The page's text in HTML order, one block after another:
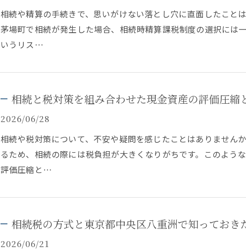
相続や精算の手続きで、思いがけない落とし穴に直面したこと
茅場町で相続が発生した場合、相続時精算課税制度の選択には
いうリス…
相続と税対策を組み合わせた現金資産の評価圧縮
2026/06/28
相続や税対策について、不安や疑問を感じたことはありません
るため、相続の際には税負担が大きくなりがちです。このよう
評価圧縮と…
相続税の方式と東京都中央区八重洲で知っておき
2026/06/21